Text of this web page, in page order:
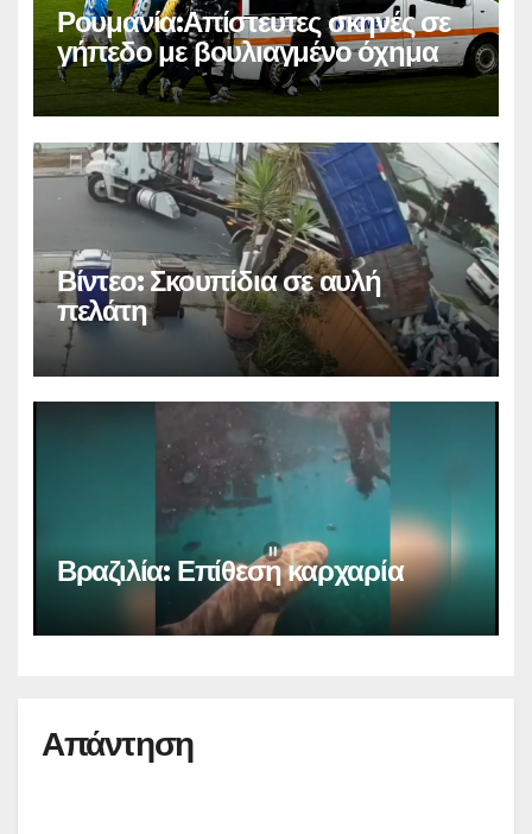
Ρουμανία:Απίστευτες σκηνές σε
γήπεδο με βουλιαγμένο όχημα
Βίντεο: Σκουπίδια σε αυλή
πελάτη
Βραζιλία: Επίθεση καρχαρία
Απάντηση